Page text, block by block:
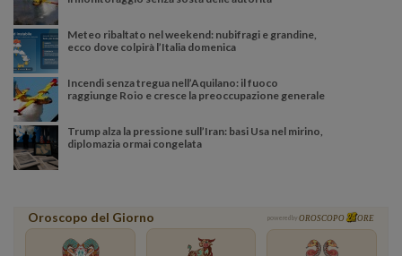
Meteo ribaltato nel weekend: nubifragi e grandine,
ecco dove colpirà l’Italia domenica
Incendi senza tregua nell’Aquilano: il fuoco
raggiunge Roio e cresce la preoccupazione generale
Trump alza la pressione sull’Iran: basi Usa nel mirino,
diplomazia ormai congelata
Oroscopo del Giorno powered by OROSCOPO ORE